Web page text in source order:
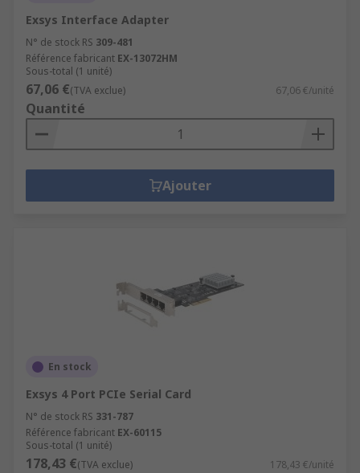
Exsys Interface Adapter
N° de stock RS 309-481
Référence fabricant EX-13072HM
Sous-total (1 unité)
67,06 €(TVA exclue) 67,06 €/unité
Quantité
Ajouter
En stock
Exsys 4 Port PCIe Serial Card
N° de stock RS 331-787
Référence fabricant EX-60115
Sous-total (1 unité)
178,43 €(TVA exclue) 178,43 €/unité